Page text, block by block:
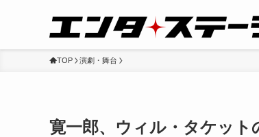
TOP 演劇・舞台
寛一郎、ウィル・タケッ